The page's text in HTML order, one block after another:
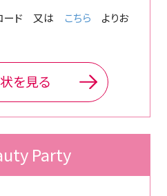
ード 又は
こちら よりお
を見る
Party